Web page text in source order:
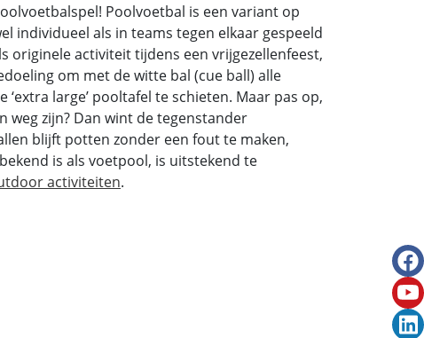
Poolvoetbal is een variant op
individueel als in teams tegen elkaar gespeeld
originele activiteit tijdens een vrijgezellenfeest,
om met de witte bal (cue ball) alle
large’ pooltafel te schieten. Maar pas op,
zijn? Dan wint de tegenstander
blijft potten zonder een fout te maken,
is als voetpool, is uitstekend te
activiteiten.